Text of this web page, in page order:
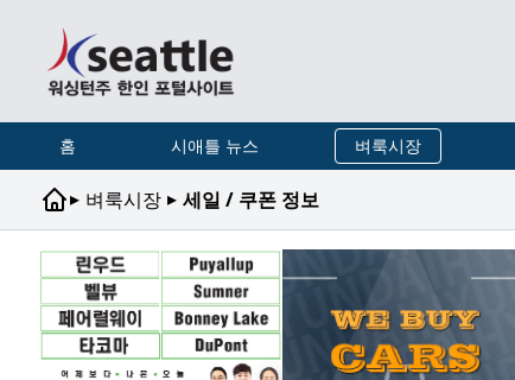
홈 시애틀 뉴스 벼룩시장
▸ 벼룩시장 ▸ 세일 / 쿠폰 정보